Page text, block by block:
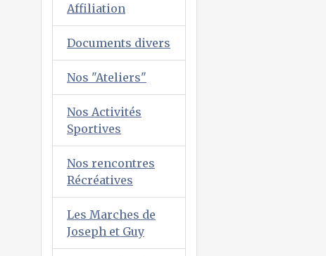
Affiliation
Documents divers
Nos "Ateliers"
Nos Activités
Sportives
Nos rencontres
Récréatives
Les Marches de
Joseph et Guy